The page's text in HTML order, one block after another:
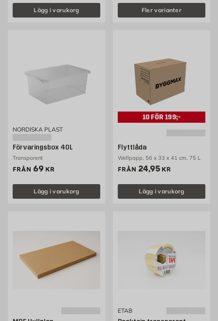
Lägg i varukorg Fler varianter
NORDISKA PLAST
Förvaringsbox 40L
Transparent
FRÅN Pris 69 kr
69 KR
Lägg i varukorg
10FÖR199;-
Flyttlåda
Wellpapp, 56 x 33 x 41 cm, 75 L
FRÅN Pris 24.95 kr
24,95 KR
Lägg i varukorg
ETAB